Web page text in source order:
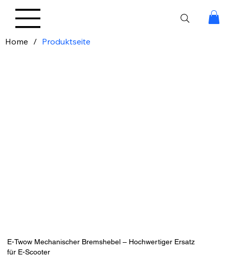
Home / Produktseite
E-Twow Mechanischer Bremshebel – Hochwertiger Ersatz
für E-Scooter